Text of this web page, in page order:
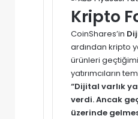
Kripto
CoinShares’in
ardından kripto
ürünleri
yatırımcıların
“Dijital varlık
verdi. Ancak
üzerinde